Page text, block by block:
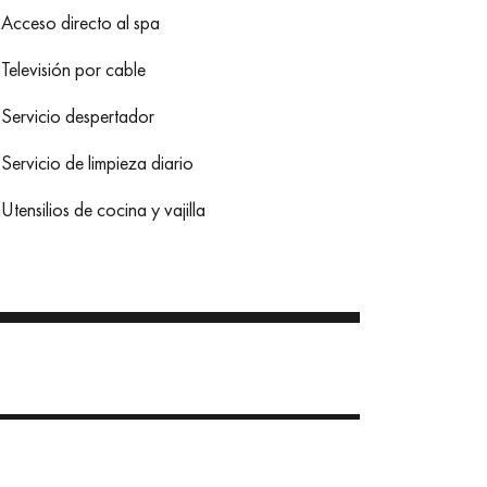
Acceso directo al spa
Televisión por cable
Servicio despertador
Servicio de limpieza diario
Utensilios de cocina y vajilla